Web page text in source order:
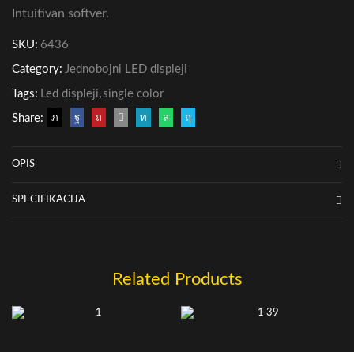
Intuitivan softver.
SKU: 6436
Category: Jednobojni LED displeji
Tags: Led displeji,single color
Share:
OPIS
SPECIFIKACIJA
Related Products